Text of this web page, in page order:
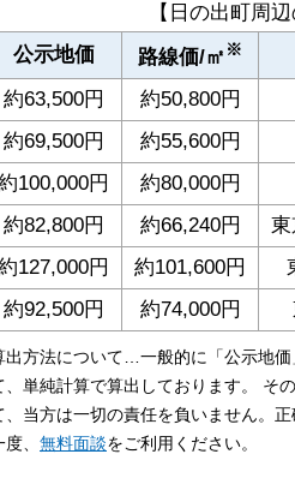
【日の出町周
公示地価 路線価/㎡ ※
約63,500円 約50,800円
約69,500円 約55,600円
100,000円 約80,000円
約82,800円 約66,240円
127,000円 約101,600円
約92,500円 約74,000円
方法について…一般的に「公示地
、単純計算で算出しております。 そ
、当方は一切の責任を負いません。
、 無料面談をご利用ください。